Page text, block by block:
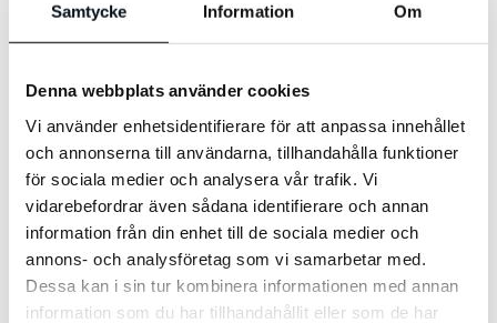
Samtycke Information Om
Denna webbplats använder cookies
Vi använder enhetsidentifierare för att anpassa innehållet
och annonserna till användarna, tillhandahålla funktioner
för sociala medier och analysera vår trafik. Vi
vidarebefordrar även sådana identifierare och annan
information från din enhet till de sociala medier och
annons- och analysföretag som vi samarbetar med.
Dessa kan i sin tur kombinera informationen med annan
information som du har tillhandahållit eller som de har
vidare hanteras direkt med kodinjektion,
men för större mer komplicerade
relationer rekommenderar vi av detta skäl
automatiserade lösningar. Exempelvis
finns två välutvecklade insticksmoduler till
WordPress som hanterar Hreflang idag:
PolylangochWPML, och det finns liknande
lösningar för de flesta vanliga
innehållshanteringssystem idag.